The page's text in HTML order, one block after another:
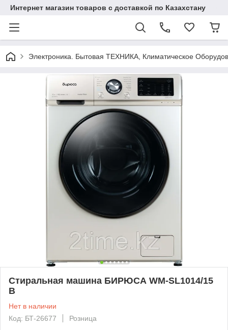
Интернет магазин товаров с доставкой по Казахстану
Электроника. Бытовая ТЕХНИКА, Климатическое
Стиральная машина БИРЮСА WM-SL1014/15
B
Нет в наличии
Код: БТ-26677
Розница